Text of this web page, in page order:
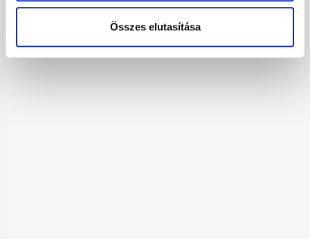
Ön által használt más szolgáltatásokból gyűjtöttek.
Összes elutasítása
Jön a Nagy Kapura Rúgás játék
Balázsékkal